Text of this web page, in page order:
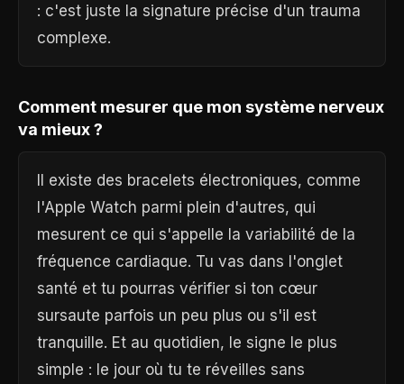
: c'est juste la signature précise d'un trauma
complexe.
Comment mesurer que mon système nerveux
va mieux ?
Il existe des bracelets électroniques, comme
l'Apple Watch parmi plein d'autres, qui
mesurent ce qui s'appelle la variabilité de la
fréquence cardiaque. Tu vas dans l'onglet
santé et tu pourras vérifier si ton cœur
sursaute parfois un peu plus ou s'il est
tranquille. Et au quotidien, le signe le plus
simple : le jour où tu te réveilles sans